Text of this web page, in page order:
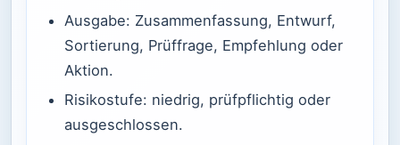
Ausgabe: Zusammenfassung, Entwurf,
Sortierung, Prüffrage, Empfehlung oder
Aktion.
Risikostufe: niedrig, prüfpflichtig oder
ausgeschlossen.